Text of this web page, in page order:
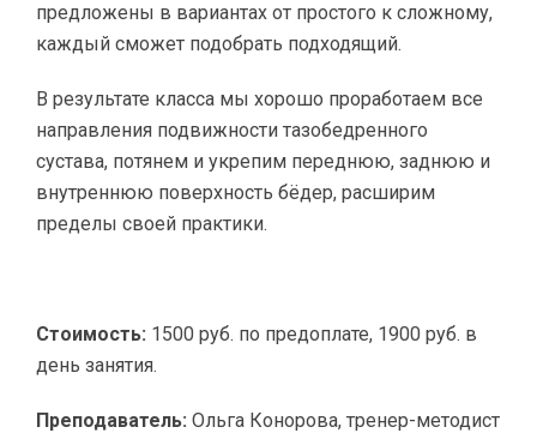
предложены в вариантах от простого к сложному,
каждый сможет подобрать подходящий.
В результате класса мы хорошо проработаем все
направления подвижности тазобедренного
сустава, потянем и укрепим переднюю, заднюю и
внутреннюю поверхность бёдер, расширим
пределы своей практики.
Стоимость: 1500 руб. по предоплате, 1900 руб. в
день занятия.
Преподаватель: Ольга Конорова, тренер-методист